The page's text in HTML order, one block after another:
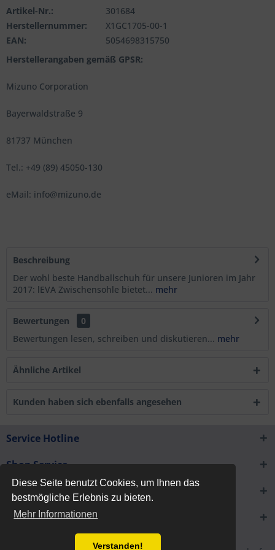
Diese Seite benutzt Cookies, um Ihnen das
bestmögliche Erlebnis zu bieten.
Mehr Informationen
Verstanden!
Artikel-Nr.:
301684
Herstellernummer:
X1GC1705-00-1
EAN:
5054698315750
Herstellerangaben gemäß GPSR:
Mizuno Corporation
Bayerwaldstraße 9
81737 München
Tel.: +49 (89) 45050-130
eMail: info@mizuno.de
Beschreibung
Der wohl beste Handballschuh für unsere Junioren im Jahr
2017: lEVA Zwischensohle bietet... mehr
Bewertungen
0
Bewertungen lesen, schreiben und diskutieren... mehr
Ähnliche Artikel
Kunden haben sich ebenfalls angesehen
Service Hotline
Shop Service
Informationen
Newsletter